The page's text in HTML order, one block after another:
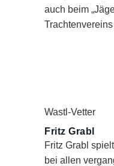
auch beim
Wastl-Vetter
Fritz Grabl
Fritz Grabl
bei allen